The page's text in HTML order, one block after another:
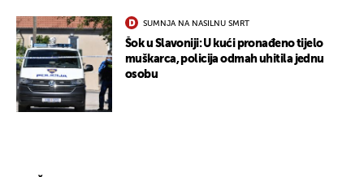
SUMNJA NA NASILNU SMRT
Šok u Slavoniji: U kući pronađeno tijelo
muškarca, policija odmah uhitila jednu
osobu